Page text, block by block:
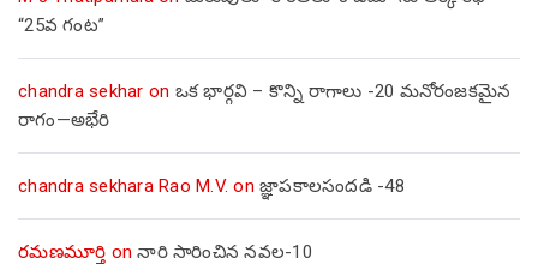
“25వ గంట”
chandra sekhar on ఒక భార్గవి – కొన్ని రాగాలు -20 మనోరంజకమైన
రాగం—అభేరి
chandra sekhara Rao M.V. on జ్ఞాపకాలసందడి -48
రమణమూర్తి onనారి సారించిన నవల-10